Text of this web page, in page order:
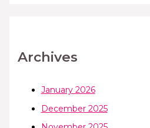
Archives
January 2026
December 2025